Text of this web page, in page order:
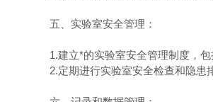
五、实验室安全管理：
1.建立*的实验室安全管理制度，包
2.定期进行实验室安全检查和隐患